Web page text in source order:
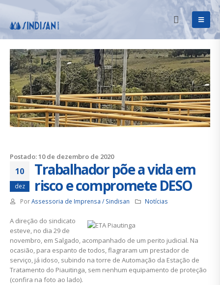
Postado: 10 de dezembro de 2020
10
dez
Trabalhador põe a vida em
risco e compromete DESO
PorAssessoria de Imprensa / Sindisan Notícias
A direção do sindicato
esteve, no dia 29 de
novembro, em Salgado, acompanhado de um perito judicial. Na
ocasião, para espanto de todos, flagraram um prestador de
serviço, já idoso, subindo na torre de Automação da Estação de
Tratamento do Piauitinga, sem nenhum equipamento de proteção
(confira na foto ao lado).